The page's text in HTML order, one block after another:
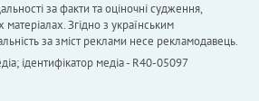
за факти та оціночні судження,
Згідно з українським
за зміст реклами несе рекламодавець.
ідентифікатор медіа - R40-05097